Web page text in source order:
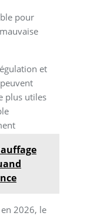
pour
et
plus utiles
2026, le